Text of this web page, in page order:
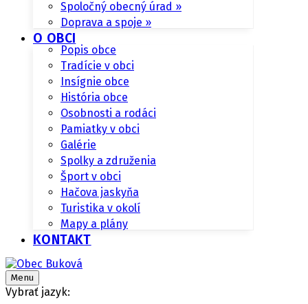
Spoločný obecný úrad »
Doprava a spoje »
O OBCI
Popis obce
Tradície v obci
Insígnie obce
História obce
Osobnosti a rodáci
Pamiatky v obci
Galérie
Spolky a združenia
Šport v obci
Hačova jaskyňa
Turistika v okolí
Mapy a plány
KONTAKT
Menu
Vybrať jazyk: